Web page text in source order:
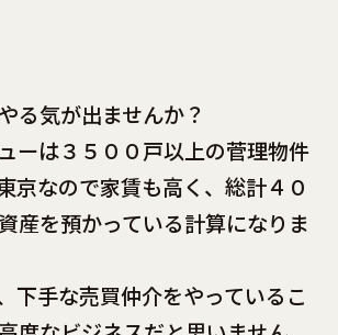
る気が出ませんか？
ーは３５００戸以上の菅理物件
京なので家賃も高く、総計４０
産を預かっている計算になりま
下手な売買仲介をやっているこ